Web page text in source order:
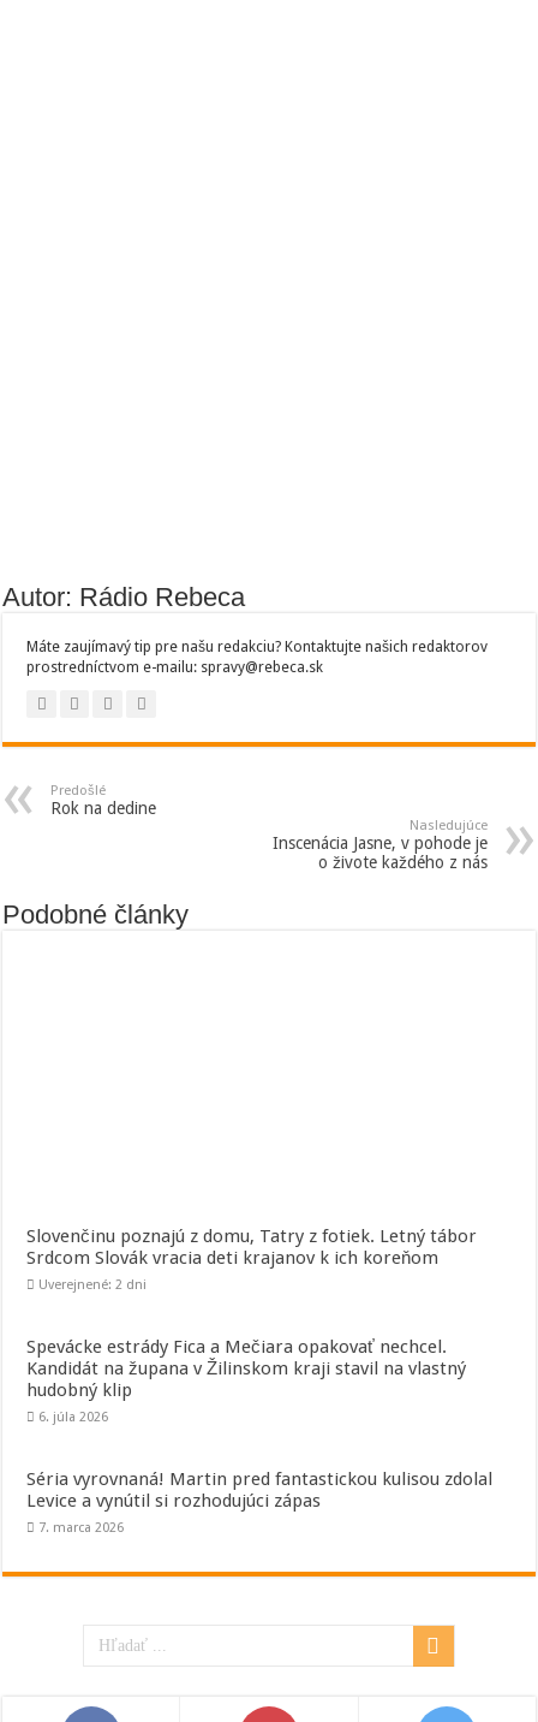
Autor: Rádio Rebeca
Máte zaujímavý tip pre našu redakciu? Kontaktujte našich redaktorov
prostredníctvom e-mailu: spravy@rebeca.sk
Predošlé
Rok na dedine
Nasledujúce
Inscenácia Jasne, v pohode je
o živote každého z nás
Podobné články
Slovenčinu poznajú z domu, Tatry z fotiek. Letný tábor
Srdcom Slovák vracia deti krajanov k ich koreňom
Uverejnené: 2 dni
Spevácke estrády Fica a Mečiara opakovať nechcel.
Kandidát na župana v Žilinskom kraji stavil na vlastný
hudobný klip
6. júla 2026
Séria vyrovnaná! Martin pred fantastickou kulisou zdolal
Levice a vynútil si rozhodujúci zápas
7. marca 2026